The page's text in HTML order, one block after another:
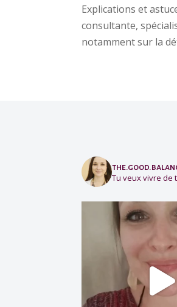
Explications et
consultante,
notamment sur la
Tu veux vivre de